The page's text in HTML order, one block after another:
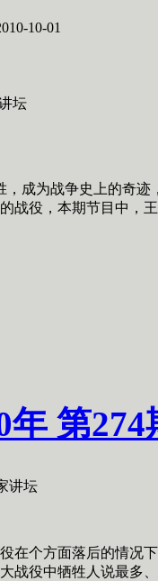
10-01
坛
成为战争史上的奇
战役，本期节目中，
年 第
讲坛
在个方面落后的情况
战役中牺牲人说最多